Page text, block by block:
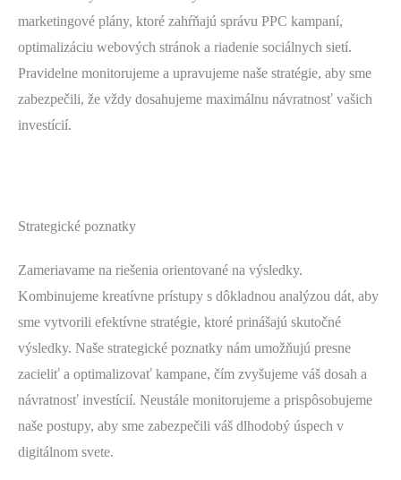
marketingové plány, ktoré zahŕňajú správu PPC kampaní,
optimalizáciu webových stránok a riadenie sociálnych sietí.
Pravidelne monitorujeme a upravujeme naše stratégie, aby sme
zabezpečili, že vždy dosahujeme maximálnu návratnosť vašich
investícií.
Strategické poznatky
Zameriavame na riešenia orientované na výsledky.
Kombinujeme kreatívne prístupy s dôkladnou analýzou dát, aby
sme vytvorili efektívne stratégie, ktoré prinášajú skutočné
výsledky. Naše strategické poznatky nám umožňujú presne
zacieliť a optimalizovať kampane, čím zvyšujeme váš dosah a
návratnosť investícií. Neustále monitorujeme a prispôsobujeme
naše postupy, aby sme zabezpečili váš dlhodobý úspech v
digitálnom svete.